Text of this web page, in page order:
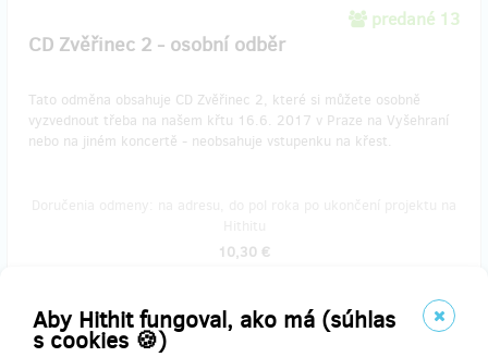
Aby Hithit fungoval, ako má (súhlas
s cookies 🍪)
predané 13
CD Zvěřinec 2 - osobní odběr
Tato odměna obsahuje CD Zvěřinec 2, které si můžete osobně
vyzvednout třeba na našem křtu 16.6. 2017 v Praze na Vyšehraní
nebo na jiném koncertě - neobsahuje vstupenku na křest.
10,30 €